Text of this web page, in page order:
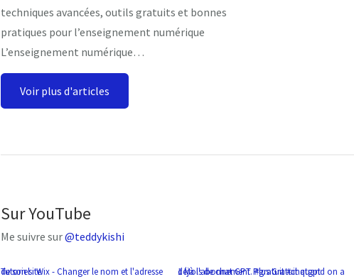
techniques avancées, outils gratuits et bonnes
pratiques pour l’enseignement numérique
L’enseignement numérique…
Voir plus d'articles
Sur YouTube
Me suivre sur@teddykishi
Tutoriel : Wix - Changer le nom et l'adresse de son site 1 Mois de chat GPT Plus Gratuit quand on a déjà l'abonnement. #gratuit #chatgpt